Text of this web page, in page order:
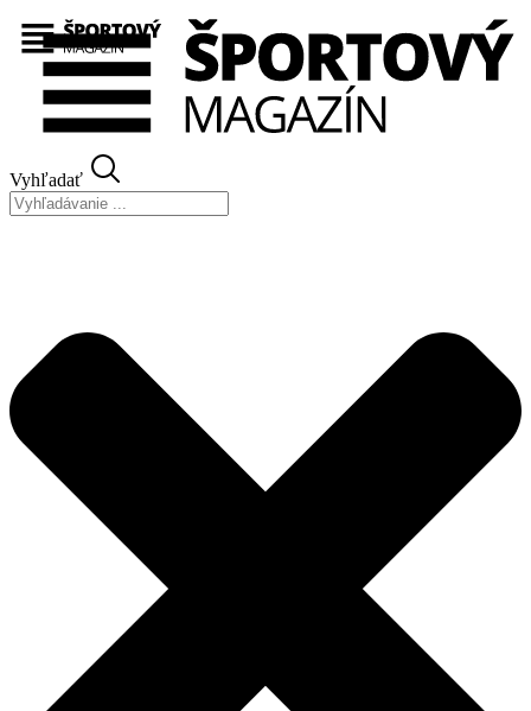
Preskočiť
na
obsah
Vyhľadať